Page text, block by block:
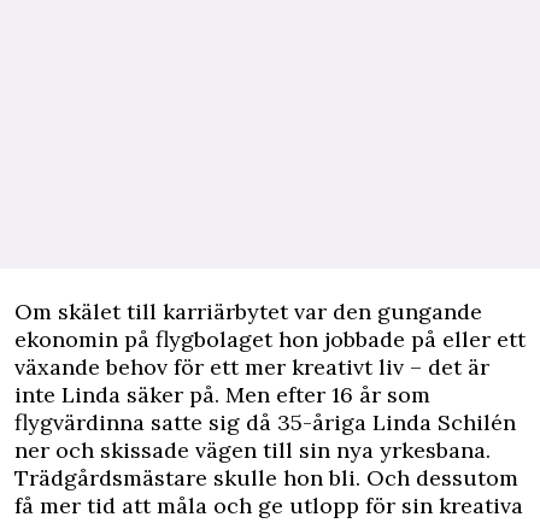
Om skälet till karriärbytet var den gungande
ekonomin på flygbolaget hon jobbade på eller ett
växande behov för ett mer kreativt liv – det är
inte Linda säker på. Men efter 16 år som
flygvärdinna satte sig då 35-åriga Linda Schilén
ner och skissade vägen till sin nya yrkesbana.
Trädgårdsmästare skulle hon bli. Och dessutom
få mer tid att måla och ge utlopp för sin kreativa